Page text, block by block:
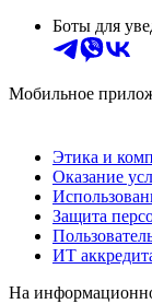
Боты для
Мобильное
Этика и
Оказание
Защита
ИТ
На